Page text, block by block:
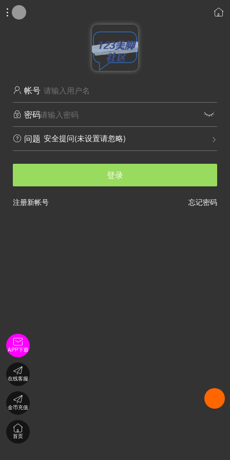
 
 帐号
 密码 
 问题 
安全提问(未设置请忽略)
登录
忘记密码
注册新帐号

APP下载

在线客服

金币充值

首页